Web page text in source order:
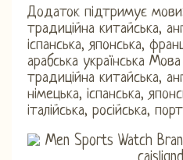
Додаток підтримує
традиційна китайська,
іспанська, японська,
арабська українська
традиційна китайська,
німецька, іспанська,
італійська, російська,